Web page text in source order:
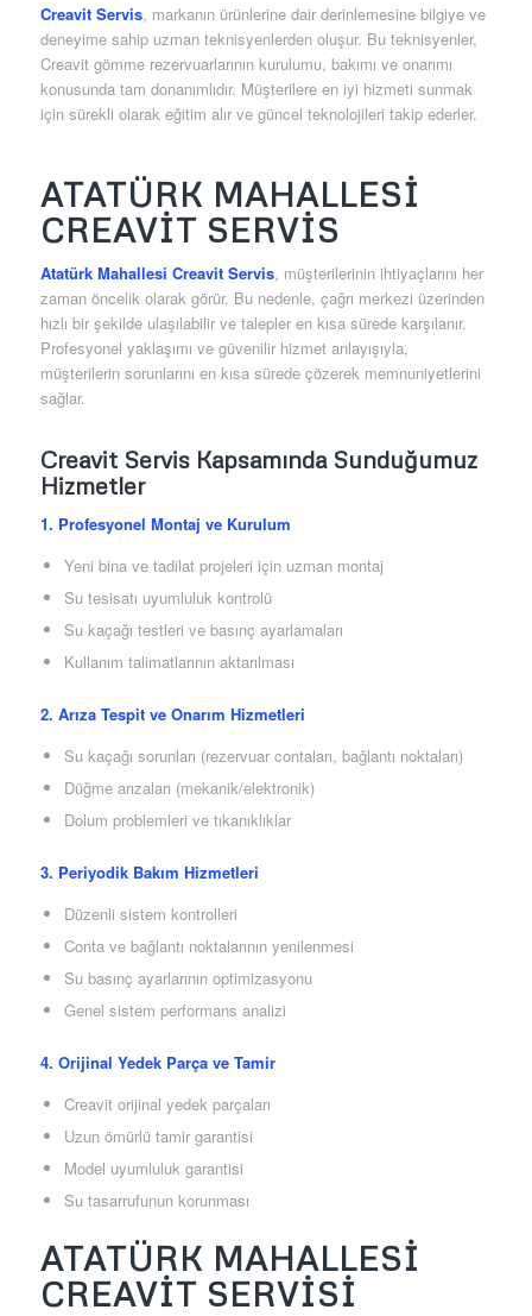
Creavit Servis, markanın ürünlerine dair derinlemesine bilgiye ve
deneyime sahip uzman teknisyenlerden oluşur. Bu teknisyenler,
Creavit gömme rezervuarlarının kurulumu, bakımı ve onarımı
konusunda tam donanımlıdır. Müşterilere en iyi hizmeti sunmak
için sürekli olarak eğitim alır ve güncel teknolojileri takip ederler.
ATATÜRK MAHALLESI
CREAVIT SERVIS
Atatürk Mahallesi Creavit Servis, müşterilerinin ihtiyaçlarını her
zaman öncelik olarak görür. Bu nedenle, çağrı merkezi üzerinden
hızlı bir şekilde ulaşılabilir ve talepler en kısa sürede karşılanır.
Profesyonel yaklaşımı ve güvenilir hizmet anlayışıyla,
müşterilerin sorunlarını en kısa sürede çözerek memnuniyetlerini
sağlar.
Creavit Servis Kapsamında Sunduğumuz
Hizmetler
1. Profesyonel Montaj ve Kurulum
Yeni bina ve tadilat projeleri için uzman montaj
Su tesisatı uyumluluk kontrolü
Su kaçağı testleri ve basınç ayarlamaları
Kullanım talimatlarının aktarılması
2. Arıza Tespit ve Onarım Hizmetleri
Su kaçağı sorunları (rezervuar contaları, bağlantı noktaları)
Düğme arızaları (mekanik/elektronik)
Dolum problemleri ve tıkanıklıklar
3. Periyodik Bakım Hizmetleri
Düzenli sistem kontrolleri
Conta ve bağlantı noktalarının yenilenmesi
Su basınç ayarlarının optimizasyonu
Genel sistem performans analizi
4. Orijinal Yedek Parça ve Tamir
Creavit orijinal yedek parçaları
Uzun ömürlü tamir garantisi
Model uyumluluk garantisi
Su tasarrufunun korunması
ATATÜRK MAHALLESI
CREAVIT SERVISI